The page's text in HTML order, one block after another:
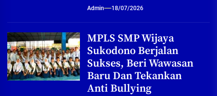
Admin 18/07/2026
MPLS SMP Wijaya
Sukodono Berjalan
Sukses, Beri Wawasan
Baru Dan Tekankan
Anti Bullying